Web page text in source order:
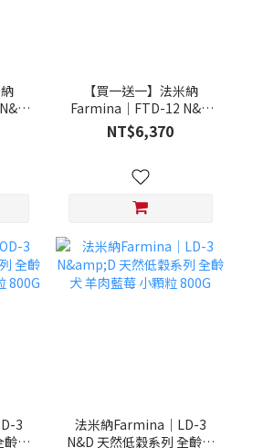
級
下
【買一送一】法米納
Farmina｜FTD-12 N&D
天然培育系列-全齡犬-頂級
雞肉-潔牙顆粒 20KG §下
NT$6,370
3
齡犬
法米納Farmina｜LD-3
N&D 天然低穀系列 全齡犬